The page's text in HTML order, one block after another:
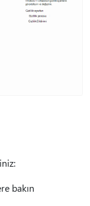
bakın